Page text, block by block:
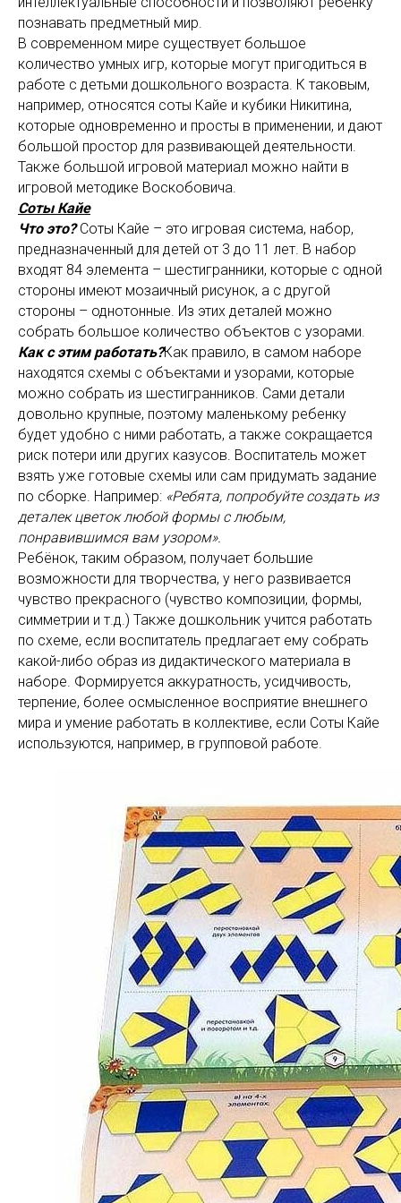
познавать предметный мир.
В современном мире существует большое
количество умных игр, которые могут пригодиться в
работе с детьми дошкольного возраста. К таковым,
например, относятся соты Кайе и кубики Никитина,
которые одновременно и просты в применении, и дают
большой простор для развивающей деятельности.
Также большой игровой материал можно найти в
игровой методике Воскобовича.
Соты Кайе
Что это? Соты Кайе – это игровая система, набор,
предназначенный для детей от 3 до 11 лет. В набор
входят 84 элемента – шестигранники, которые с одной
стороны имеют мозаичный рисунок, а с другой
стороны – однотонные. Из этих деталей можно
собрать большое количество объектов с узорами.
Как с этим работать?Как правило, в самом наборе
находятся схемы с объектами и узорами, которые
можно собрать из шестигранников. Сами детали
довольно крупные, поэтому маленькому ребенку
будет удобно с ними работать, а также сокращается
риск потери или других казусов. Воспитатель может
взять уже готовые схемы или сам придумать задание
по сборке. Например: «Ребята, попробуйте создать из
деталек цветок любой формы с любым,
понравившимся вам узором».
Ребёнок, таким образом, получает большие
возможности для творчества, у него развивается
чувство прекрасного (чувство композиции, формы,
симметрии и т.д.) Также дошкольник учится работать
по схеме, если воспитатель предлагает ему собрать
какой-либо образ из дидактического материала в
наборе. Формируется аккуратность, усидчивость,
терпение, более осмысленное восприятие внешнего
мира и умение работать в коллективе, если Соты Кайе
используются, например, в групповой работе.